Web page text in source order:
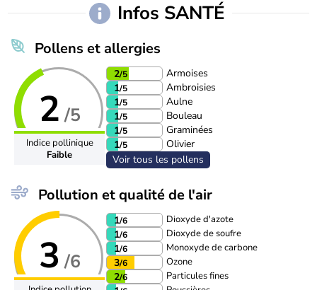
Infos SANTÉ
Pollens et allergies
2 /5
Indice pollinique
Faible
2/5
Armoises
1/5
Ambroisies
1/5
Aulne
1/5
Bouleau
1/5
Graminées
1/5
Olivier
Voir tous les pollens
Pollution et qualité de l'air
3 /6
1/6 Dioxyde d'azote
1/6 Dioxyde de soufre
1/6 Monoxyde de carbone
3/6 Ozone
2/6 Particules fines